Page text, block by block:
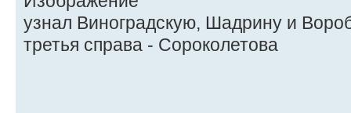
узнал Виноградскую, Шадрину и
третья справа - Сороколетова